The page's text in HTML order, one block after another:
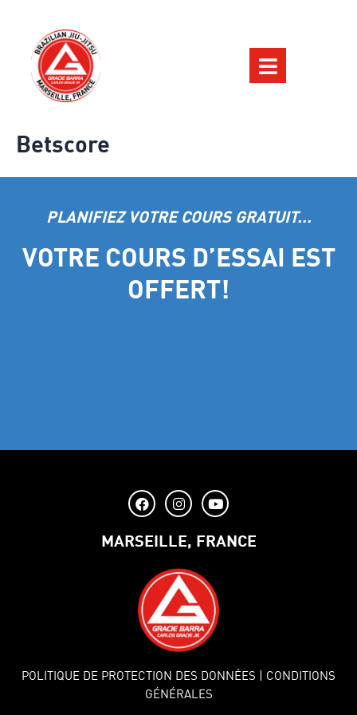
Betscore
PLANIFIEZ VOTRE COURS GRATUIT...
VOTRE COURS D’ESSAI EST
OFFERT!
MARSEILLE, FRANCE
POLITIQUE DE PROTECTION DES DONNÉES
| CONDITIONS
GÉNÉRALES